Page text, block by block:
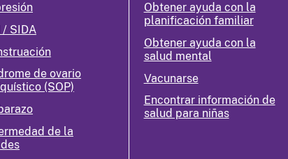
/ SIDA
de ovario
(SOP)
de la
Obtener ayuda con la
planificación familiar
Obtener ayuda con la
salud mental
Vacunarse
Encontrar información de
salud para niñas